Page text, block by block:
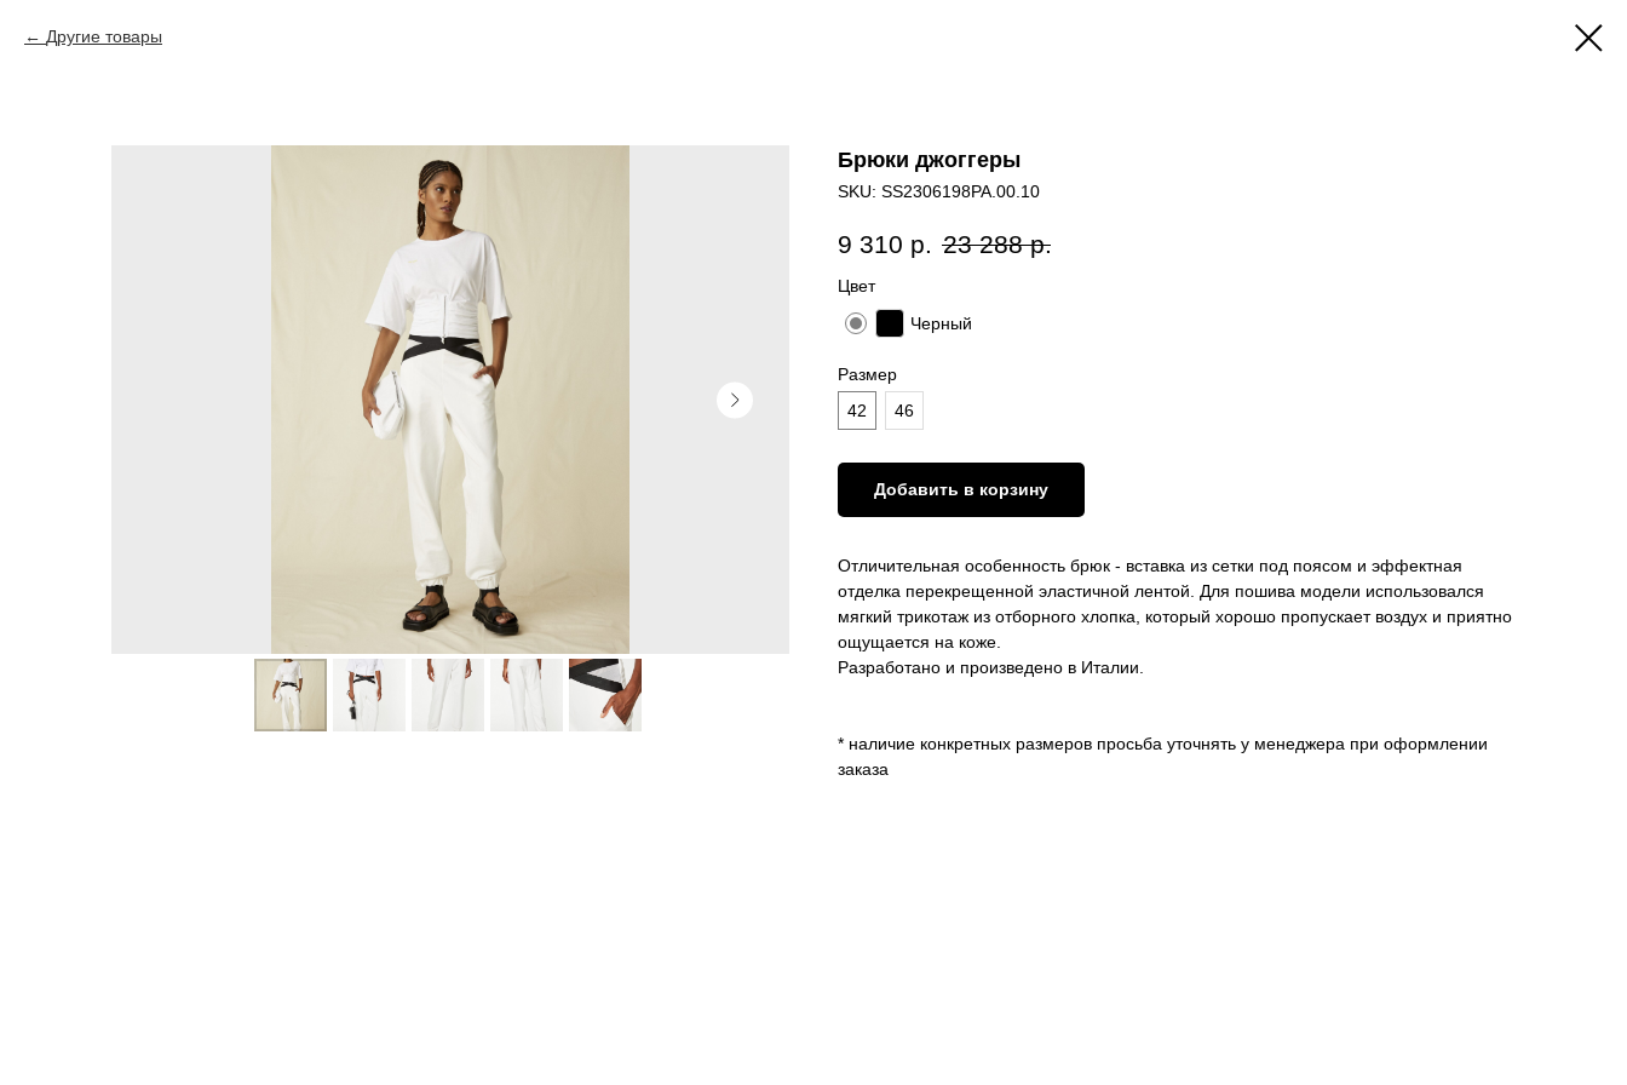
Другие товары
Брюки джоггеры
SKU: SS2306198PA.00.10
9 310 р. 23 288 р.
Цвет
Черный
Размер
42
46
Добавить в корзину
Отличительная особенность брюк - вставка из сетки под поясом и эффектная
отделка перекрещенной эластичной лентой. Для пошива модели использовался
мягкий трикотаж из отборного хлопка, который хорошо пропускает воздух и приятно
ощущается на коже.
Разработано и произведено в Италии.
* наличие конкретных размеров просьба уточнять у менеджера при оформлении
заказа